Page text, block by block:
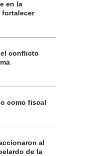
en la
fortalecer
conflicto
como fiscal
al
de la